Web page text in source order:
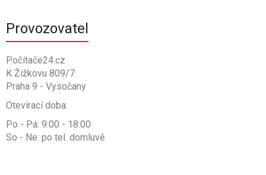
Provozovatel
Počítače24.cz
K Žižkovu 809/7
Praha 9 - Vysočany
Otevírací doba:
Po - Pá: 9:00 - 18:00
So - Ne: po tel. domluvě